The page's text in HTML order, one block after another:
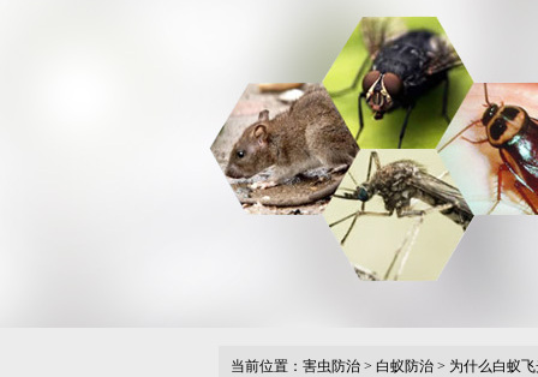
当前位置： 害虫防治 > 白蚁防治 > 为什么白蚁